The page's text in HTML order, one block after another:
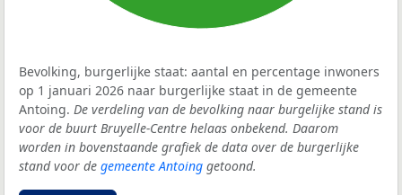
Bevolking, burgerlijke staat: aantal en percentage inwoners
op 1 januari 2026 naar burgerlijke staat in de gemeente
Antoing. De verdeling van de bevolking naar burgelijke stand is
voor de buurt Bruyelle-Centre helaas onbekend. Daarom
worden in bovenstaande grafiek de data over de burgerlijke
stand voor de gemeente Antoing getoond.